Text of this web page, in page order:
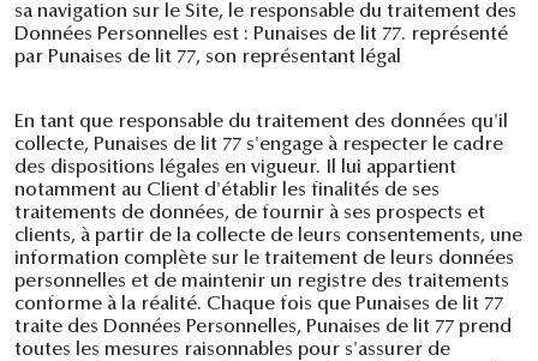
sa navigation sur le Site, le responsable du traitement des
Données Personnelles est : Punaises de lit 77. représenté
par Punaises de lit 77, son représentant légal
En tant que responsable du traitement des données qu'il
collecte, Punaises de lit 77 s'engage à respecter le cadre
des dispositions légales en vigueur. Il lui appartient
notamment au Client d'établir les finalités de ses
traitements de données, de fournir à ses prospects et
clients, à partir de la collecte de leurs consentements, une
information complète sur le traitement de leurs données
personnelles et de maintenir un registre des traitements
conforme à la réalité. Chaque fois que Punaises de lit 77
traite des Données Personnelles, Punaises de lit 77 prend
toutes les mesures raisonnables pour s'assurer de